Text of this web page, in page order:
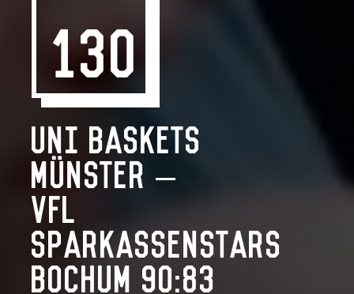
130
Uni Baskets
Münster –
VfL
SparkassenStars
Bochum 90:83